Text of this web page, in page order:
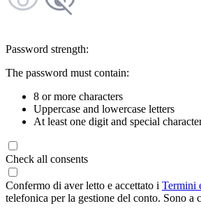
Password strength:
The password must contain:
8 or more characters
Uppercase and lowercase letters
At least one digit and special
Check all consents
Confermo di aver letto e accettato i Termini
telefonica per la gestione del conto. Sono